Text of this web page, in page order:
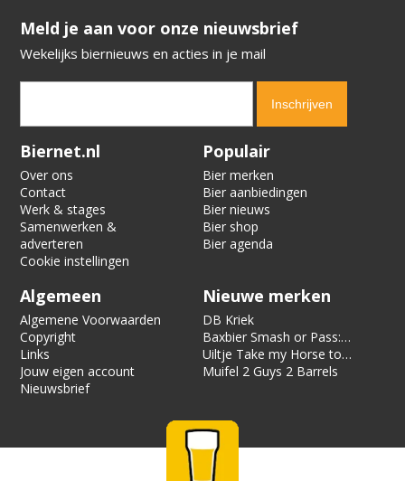
​​​​​​​Meld je aan voor onze nieuwsbrief
Wekelijks biernieuws en acties in je mail
Verification code:
Biernet.nl
Over ons
Contact
Werk & stages
Samenwerken &
adverteren
Cookie instellingen
Populair
Bier merken
Bier aanbiedingen
Bier nieuws
Bier shop
Bier agenda
Algemeen
Algemene Voorwaarden
Copyright
Links
Jouw eigen account
Nieuwsbrief
Nieuwe merken
DB Kriek
Baxbier Smash or Pass:
Strata
Uiltje Take my Horse to
the Hotel Room
Muifel 2 Guys 2 Barrels